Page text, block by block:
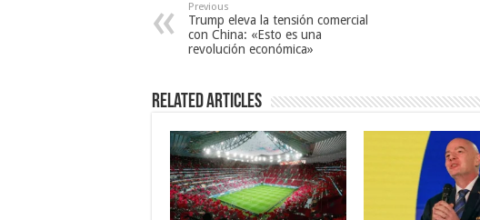
Previous
Trump eleva la tensión comercial
con China: «Esto es una
revolución económica»
Related Articles